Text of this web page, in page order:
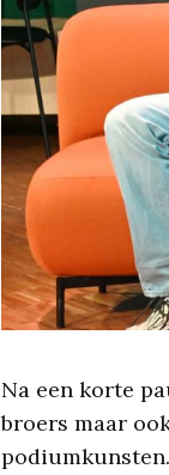
Na een korte
broers maar